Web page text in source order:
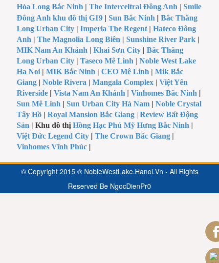
Hòa Long Bắc Ninh |The Interceltral Đông Anh |Smile
Đông Anh khu đô thị G19 |Sun Bắc Ninh |Bắc Thăng
Long Urban City |Imperia The Regent |Hateco Đông
Anh |The Magnolia Long Biên |Sunshine River Park |
MIK Nam An Khánh |Khai Sơn City |Bắc Thăng
Long Urban City |Taseco Mê Linh |Noble West Lake
Ha Noi | MIK Bắc Ninh |CEO Mê Linh |Mik Bắc
Giang |Noble Rivera |Mangala Complex |Việt Yên
Riverside |Vista Nam An Khánh |Vinhomes Bắc Ninh |
Sun Mê Linh |Sun Urban City Hà Nam | Noble Crystal
Tây Hồ |Royal Mansion Bắc Giang |Review Bất Động
Sản | Khu đô thịHồng Hạc Phú Mỹ Hưng Bắc Ninh |
Việt Đức Legend City |The Crown Bắc Giang |
Vinhomes Vĩnh Phúc |
© Copyright 2015 ® NobleWestLake.Hanoi.Vn - All Rights
Reserved Be NgocDienPr0